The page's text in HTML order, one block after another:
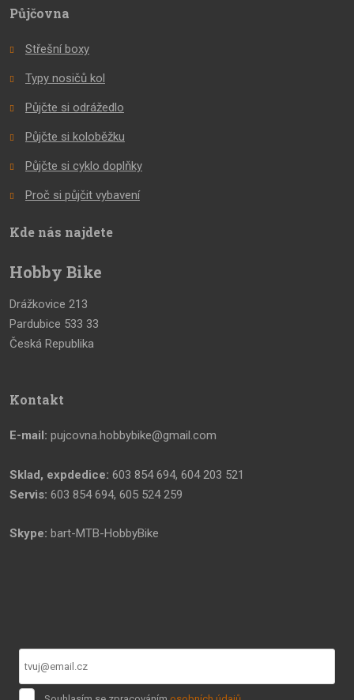
Půjčovna
Střešní boxy
Typy nosičů kol
Půjčte si odrážedlo
Půjčte si koloběžku
Půjčte si cyklo doplňky
Proč si půjčit vybavení
Kde nás najdete
Hobby Bike
Drážkovice 213
Pardubice 533 33
Česká Republika
Kontakt
E-mail: pujcovna.hobbybike@gmail.com
Sklad, expdedice: 603 854 694, 604 203 521
Servis: 603 854 694, 605 524 259
Skype: bart-MTB-HobbyBike
Souhlasím